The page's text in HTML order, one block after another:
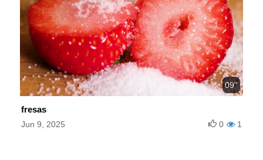
09''
fresas
Jun 9, 2025 1
0